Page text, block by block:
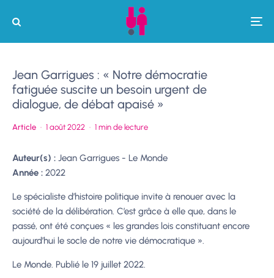
Jean Garrigues : « Notre démocratie
fatiguée suscite un besoin urgent de
dialogue, de débat apaisé »
Article · 1 août 2022 · 1 min de lecture
Auteur(s) : Jean Garrigues - Le Monde
Année : 2022
Le spécialiste d’histoire politique invite à renouer avec la
société de la délibération. C’est grâce à elle que, dans le
passé, ont été conçues « les grandes lois constituant encore
aujourd’hui le socle de notre vie démocratique ».
Le Monde. Publié le 19 juillet 2022.